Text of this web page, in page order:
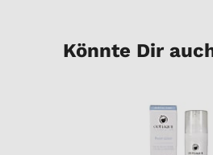
Könnte Dir